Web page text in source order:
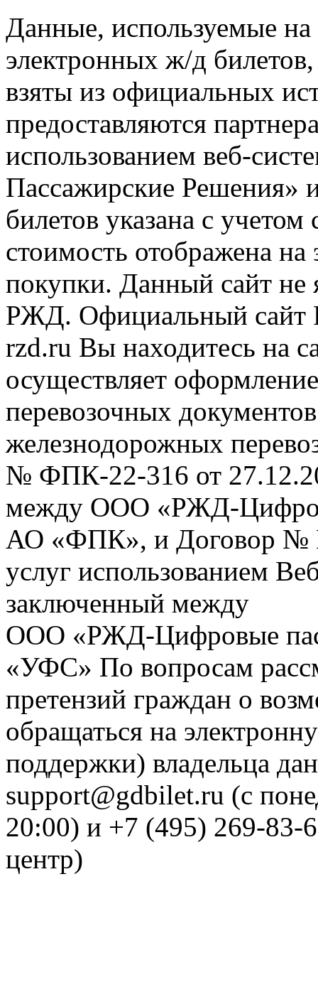
Данные, используемые на
электронных ж/д
взяты из официальных
предоставляются
использованием веб-
Пассажирские
билетов указана с
стоимость отображена
покупки. Данный сайт не
РЖД. Официальный сайт
rzd.ru Вы находитесь на
осуществляет
перевозочных
железнодорожных
№ ФПК-22-316 от
между ООО «РЖД-
АО «ФПК», и Договор №
услуг использованием
заключенный между
ООО «РЖД-Цифровые
«УФС» По вопросам
претензий граждан о
обращаться на
поддержки) владельца
support@gdbilet.ru (с
20:00) и +7 (495) 269-83-
центр)